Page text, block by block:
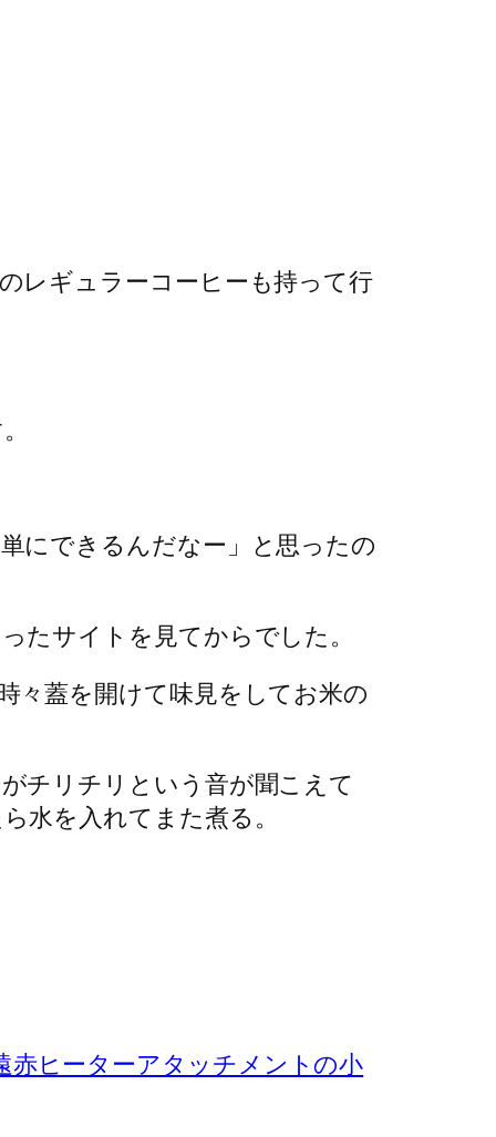
レギュラーコーヒーも持って行
にできるんだなー」と思ったの
たサイトを見てからでした。
々蓋を開けて味見をしてお米の
チリチリという音が聞こえて
水を入れてまた煮る。
ヒーターアタッチメントの小